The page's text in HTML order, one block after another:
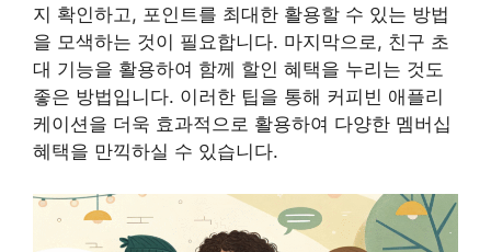
지 확인하고, 포인트를 최대한 활용할 수 있는 방법
을 모색하는 것이 필요합니다. 마지막으로, 친구 초
대 기능을 활용하여 함께 할인 혜택을 누리는 것도
좋은 방법입니다. 이러한 팁을 통해 커피빈 애플리
케이션을 더욱 효과적으로 활용하여 다양한 멤버십
혜택을 만끽하실 수 있습니다.